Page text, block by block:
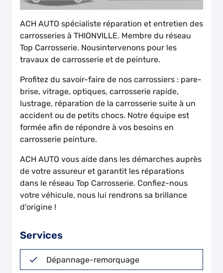
ACH AUTO spécialiste réparation et entretien des
carrosseries à THIONVILLE. Membre du réseau
Top Carrosserie. Nousintervenons pour les
travaux de carrosserie et de peinture.
Profitez du savoir-faire de nos carrossiers : pare-
brise, vitrage, optiques, carrosserie rapide,
lustrage, réparation de la carrosserie suite à un
accident ou de petits chocs. Notre équipe est
formée afin de répondre à vos besoins en
carrosserie peinture.
ACH AUTO vous aide dans les démarches auprès
de votre assureur et garantit les réparations
dans le réseau Top Carrosserie. Confiez-nous
votre véhicule, nous lui rendrons sa brillance
d'origine !
Services
Dépannage-remorquage